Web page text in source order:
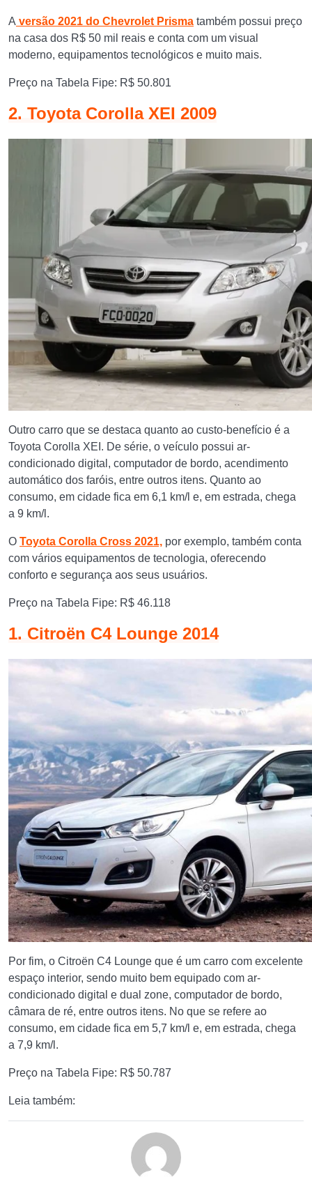
A versão 2021 do Chevrolet Prisma também possui preço
na casa dos R$ 50 mil reais e conta com um visual
moderno, equipamentos tecnológicos e muito mais.
Preço na Tabela Fipe: R$ 50.801
2. Toyota Corolla XEI 2009
Outro carro que se destaca quanto ao custo-benefício é a
Toyota Corolla XEI. De série, o veículo possui ar-
condicionado digital, computador de bordo, acendimento
automático dos faróis, entre outros itens. Quanto ao
consumo, em cidade fica em 6,1 km/l e, em estrada, chega
a 9 km/l.
O Toyota Corolla Cross 2021, por exemplo, também conta
com vários equipamentos de tecnologia, oferecendo
conforto e segurança aos seus usuários.
Preço na Tabela Fipe: R$ 46.118
1. Citroën C4 Lounge 2014
Por fim, o Citroën C4 Lounge que é um carro com excelente
espaço interior, sendo muito bem equipado com ar-
condicionado digital e dual zone, computador de bordo,
câmara de ré, entre outros itens. No que se refere ao
consumo, em cidade fica em 5,7 km/l e, em estrada, chega
a 7,9 km/l.
Preço na Tabela Fipe: R$ 50.787
Leia também: